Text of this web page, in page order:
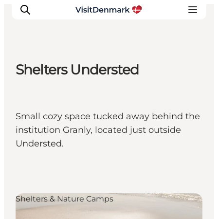
Aktiviteter
Övernatta
Planera resan
Shelters Understed
Small cozy space tucked away behind the
institution Granly, located just outside
Understed.
Shelters & Nature Camps